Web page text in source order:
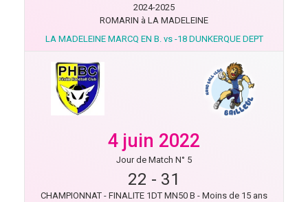
2024-2025
ROMARIN à LA MADELEINE
LA MADELEINE MARCQ EN B. vs -18 DUNKERQUE DEPT
4 juin 2022
Jour de Match N° 5
22 - 31
CHAMPIONNAT - FINALITE 1DT MN50 B - Moins de 15 ans